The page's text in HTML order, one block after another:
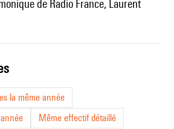
la même année
Même effectif détaillé